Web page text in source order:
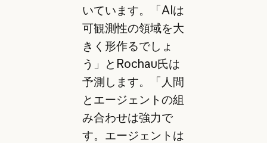
いています。「AIは
可観測性の領域を大
きく形作るでしょ
う」とRochau氏は
予測します。「人間
とエージェントの組
み合わせは強力で
す。エージェントは